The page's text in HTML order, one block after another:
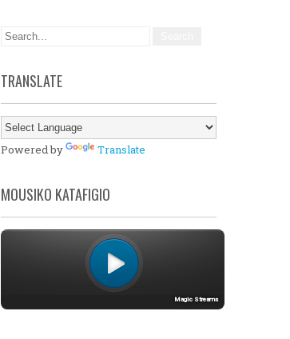
TRANSLATE
Powered by Translate
MOUSIKO KATAFIGIO